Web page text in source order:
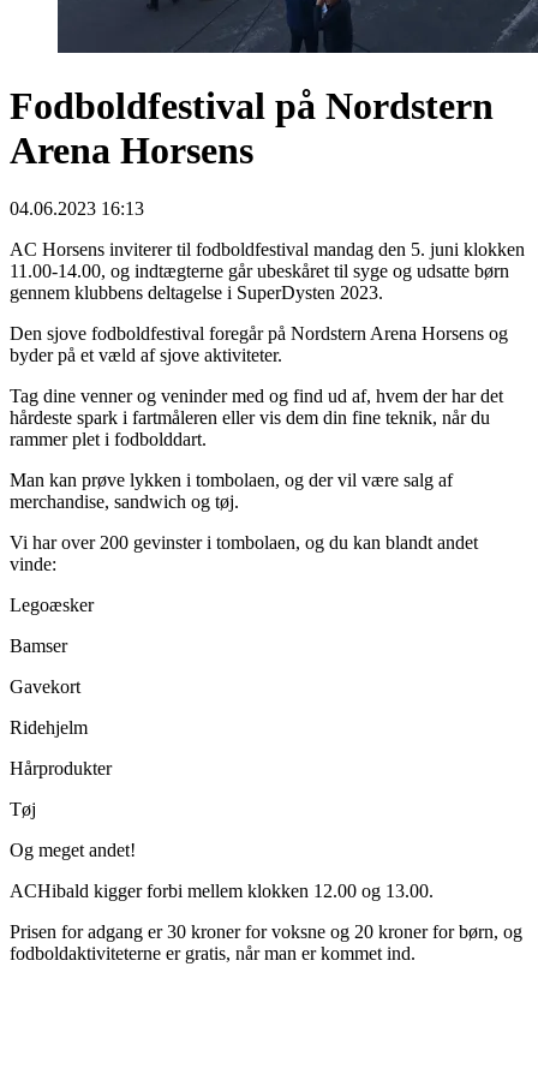
Fodboldfestival på Nordstern
Arena Horsens
04.06.2023 16:13
AC Horsens inviterer til fodboldfestival mandag den 5. juni klokken
11.00-14.00, og indtægterne går ubeskåret til syge og udsatte børn
gennem klubbens deltagelse i SuperDysten 2023.
Den sjove fodboldfestival foregår på Nordstern Arena Horsens og
byder på et væld af sjove aktiviteter.
Tag dine venner og veninder med og find ud af, hvem der har det
hårdeste spark i fartmåleren eller vis dem din fine teknik, når du
rammer plet i fodbolddart.
Man kan prøve lykken i tombolaen, og der vil være salg af
merchandise, sandwich og tøj.
Vi har over 200 gevinster i tombolaen, og du kan blandt andet
vinde:
Legoæsker
Bamser
Gavekort
Ridehjelm
Hårprodukter
Tøj
Og meget andet!
ACHibald kigger forbi mellem klokken 12.00 og 13.00.
Prisen for adgang er 30 kroner for voksne og 20 kroner for børn, og
fodboldaktiviteterne er gratis, når man er kommet ind.